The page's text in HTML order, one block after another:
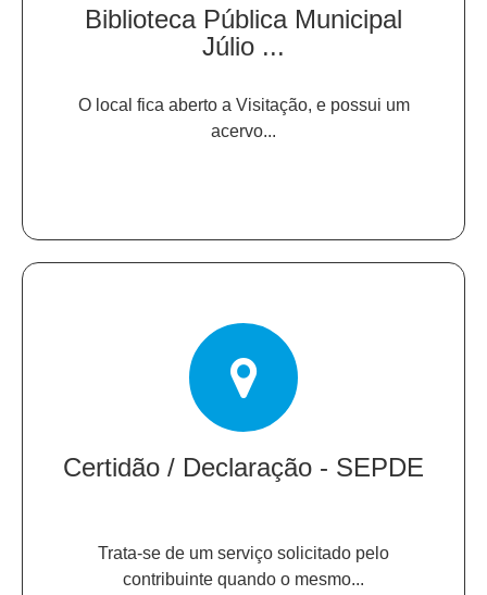
Biblioteca Pública Municipal
Júlio ...
O local fica aberto a Visitação, e possui um
acervo...
Certidão / Declaração - SEPDE
Trata-se de um serviço solicitado pelo
contribuinte quando o mesmo...